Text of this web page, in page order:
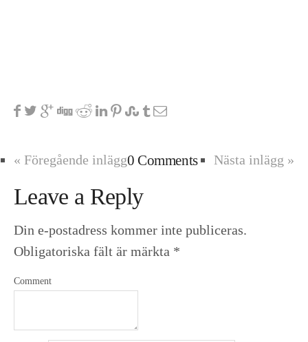
« Föregående inlägg Nästa inlägg »
0 Comments
Leave a Reply
Din e-postadress kommer inte publiceras.
Obligatoriska fält är märkta *
Comment